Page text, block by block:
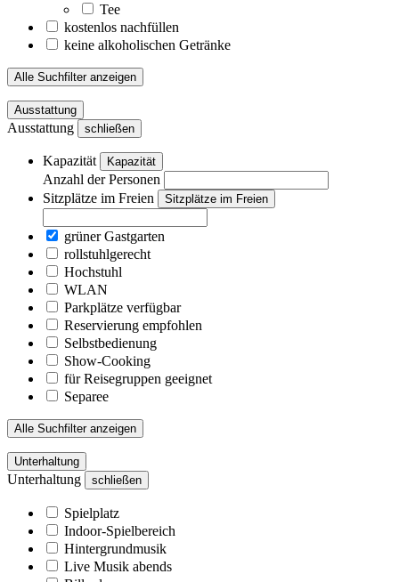
Tee
kostenlos nachfüllen
keine alkoholischen Getränke
Alle Suchfilter anzeigen
Ausstattung
Ausstattung schließen
Kapazität Kapazität
Anzahl der Personen
Sitzplätze im Freien
Sitzplätze im Freien
grüner Gastgarten
rollstuhlgerecht
Hochstuhl
WLAN
Parkplätze verfügbar
Reservierung empfohlen
Selbstbedienung
Show-Cooking
für Reisegruppen geeignet
Separee
Alle Suchfilter anzeigen
Unterhaltung
Unterhaltung schließen
Spielplatz
Indoor-Spielbereich
Hintergrundmusik
Live Musik abends